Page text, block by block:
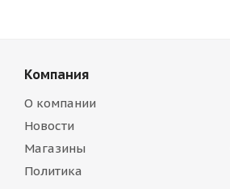
Компания
О компании
Новости
Магазины
Политика